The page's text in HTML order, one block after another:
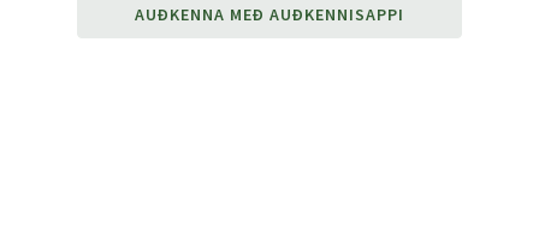
AUÐKENNA MEÐ AUÐKENNISAPPI